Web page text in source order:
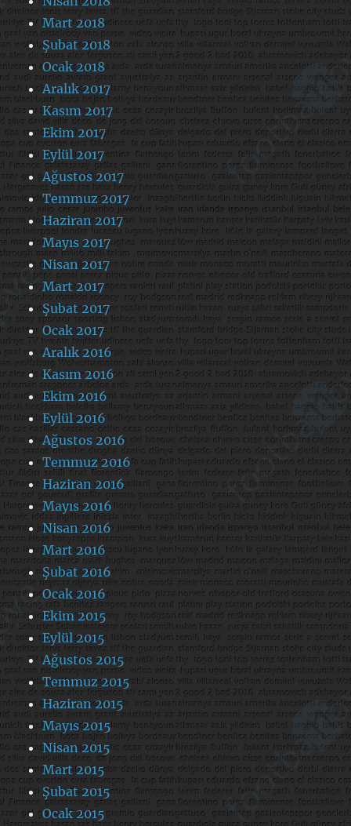
Mart 2018
Şubat 2018
Ocak 2018
Aralık 2017
Kasım 2017
Ekim 2017
Eylül 2017
Ağustos 2017
Temmuz 2017
Haziran 2017
Mayıs 2017
Nisan 2017
Mart 2017
Şubat 2017
Ocak 2017
Aralık 2016
Kasım 2016
Ekim 2016
Eylül 2016
Ağustos 2016
Temmuz 2016
Haziran 2016
Mayıs 2016
Nisan 2016
Mart 2016
Şubat 2016
Ocak 2016
Ekim 2015
Eylül 2015
Ağustos 2015
Temmuz 2015
Haziran 2015
Mayıs 2015
Nisan 2015
Mart 2015
Şubat 2015
Ocak 2015